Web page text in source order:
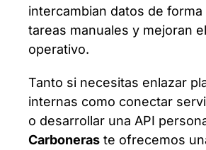
intercambian datos de
tareas manuales y mejoran
operativo.
Tanto si necesitas enlazar
internas como conectar
o desarrollar una API
Carboneras te ofrecemos